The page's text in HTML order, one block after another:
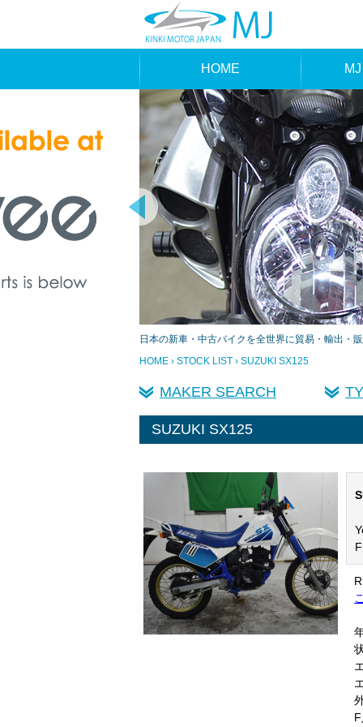
HOME
日本の新車・中古バイクを全世界に貿易・輸出・販
HOME › STOCK LIST › SUZUKI SX125
MAKER SEARCH
SUZUKI SX125